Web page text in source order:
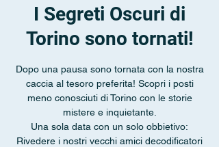
I Segreti Oscuri di
Torino sono tornati!
Dopo una pausa sono tornata con la nostra
caccia al tesoro preferita! Scopri i posti
meno conosciuti di Torino con le storie
mistere e inquietante.
Una sola data con un solo obbietivo:
Rivedere i nostri vecchi amici decodificatori